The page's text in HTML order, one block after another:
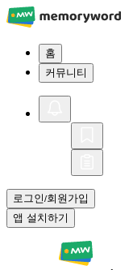
홈
커뮤니티
로그인/회원가입
앱 설치하기